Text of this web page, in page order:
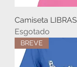
Camiseta LIBRAS
Esgotado
BREVE